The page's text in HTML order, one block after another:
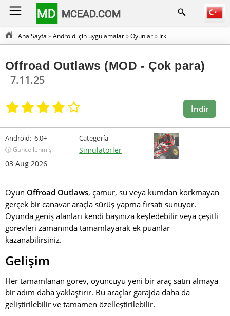
MD MCEAD.COM
Ana Sayfa »Android için uygulamalar»Oyunlar» Irk
Offroad Outlaws (MOD - Çok para)
7.11.25
İndir
Android: 6.0+
🕣 Güncellenmiş
03 Aug 2026
Categoría
Simülatörler
Oyun Offroad Outlaws, çamur, su veya kumdan korkmayan
gerçek bir canavar araçla sürüş yapma fırsatı sunuyor.
Oyunda geniş alanları kendi başınıza keşfedebilir veya çeşitli
görevleri zamanında tamamlayarak ek puanlar
kazanabilirsiniz.
Gelişim
Her tamamlanan görev, oyuncuyu yeni bir araç satın almaya
bir adım daha yaklaştırır. Bu araçlar garajda daha da
geliştirilebilir ve tamamen özelleştirilebilir.